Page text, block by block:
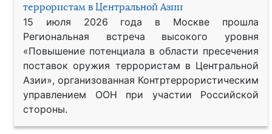
террористам в Центральной Азии
15 июля 2026 года в Москве прошла
Региональная встреча высокого уровня
«Повышение потенциала в области пресечения
поставок оружия террористам в Центральной
Азии», организованная Контртеррористическим
управлением ООН при участии Российской
стороны.